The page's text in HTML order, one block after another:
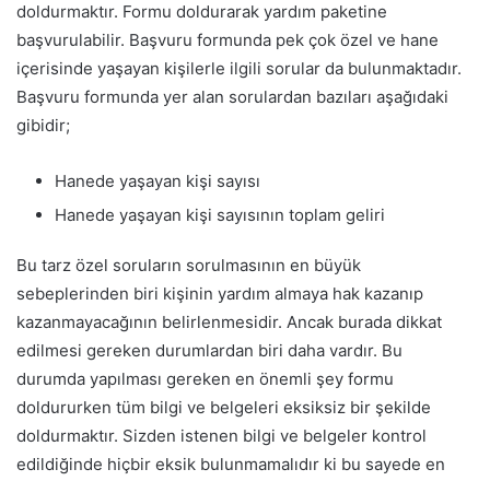
doldurmaktır. Formu doldurarak yardım paketine
başvurulabilir. Başvuru formunda pek çok özel ve hane
içerisinde yaşayan kişilerle ilgili sorular da bulunmaktadır.
Başvuru formunda yer alan sorulardan bazıları aşağıdaki
gibidir;
Hanede yaşayan kişi sayısı
Hanede yaşayan kişi sayısının toplam geliri
Bu tarz özel soruların sorulmasının en büyük
sebeplerinden biri kişinin yardım almaya hak kazanıp
kazanmayacağının belirlenmesidir. Ancak burada dikkat
edilmesi gereken durumlardan biri daha vardır. Bu
durumda yapılması gereken en önemli şey formu
doldururken tüm bilgi ve belgeleri eksiksiz bir şekilde
doldurmaktır. Sizden istenen bilgi ve belgeler kontrol
edildiğinde hiçbir eksik bulunmamalıdır ki bu sayede en